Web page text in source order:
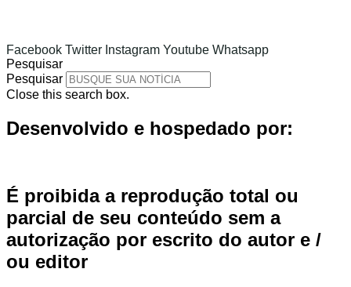
Facebook Twitter Instagram Youtube Whatsapp
Pesquisar
Pesquisar
Close this search box.
Desenvolvido e hospedado por:
É proibida a reprodução total ou
parcial de seu conteúdo sem a
autorização por escrito do autor e /
ou editor